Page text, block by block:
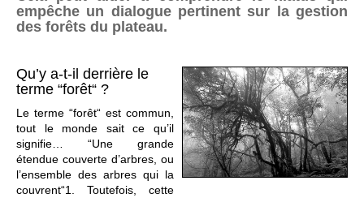
empêche un dialogue pertinent sur la gestion
des forêts du plateau.
Qu’y a-t-il derrière le
terme “forêt“ ?
Le terme “forêt“ est commun,
tout le monde sait ce qu’il
signifie… “Une grande
étendue couverte d’arbres, ou
l’ensemble des arbres qui la
couvrent“1. Toutefois, cette